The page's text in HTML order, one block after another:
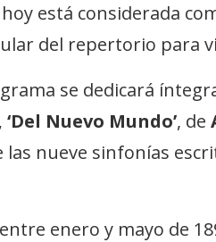
está considerada
del repertorio para
se dedicará
Nuevo Mundo’, de
las nueve sinfonías
enero y mayo de